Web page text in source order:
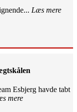
Læs mere
Esbjerg havde tabt
mere